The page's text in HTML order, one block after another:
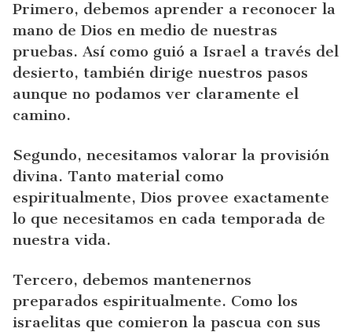
Primero, debemos aprender a reconocer la
mano de Dios en medio de nuestras
pruebas. Así como guió a Israel a través del
desierto, también dirige nuestros pasos
aunque no podamos ver claramente el
camino.
Segundo, necesitamos valorar la provisión
divina. Tanto material como
espiritualmente, Dios provee exactamente
lo que necesitamos en cada temporada de
nuestra vida.
Tercero, debemos mantenernos
preparados espiritualmente. Como los
israelitas que comieron la pascua con sus